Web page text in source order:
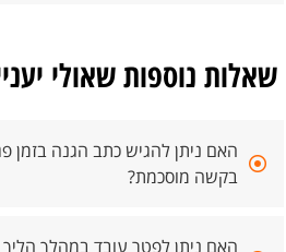
שאלות נוספות שאולי
האם ניתן להגיש כתב הגנה בזמן
בקשה מוסכמת?
האם ניתן לפטר עובד במהלך הליך